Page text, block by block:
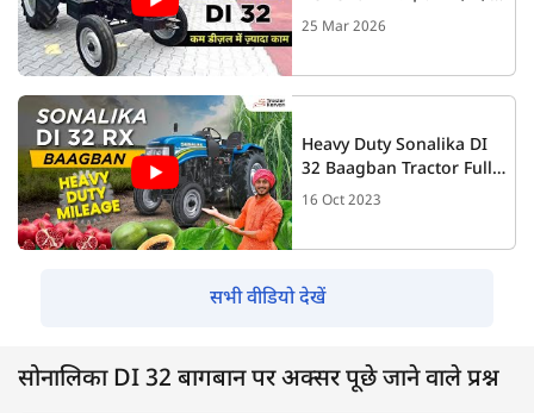
परफॉर्मेंस वाला 32 HP ट्रैक्टर
25 Mar 2026
Heavy Duty Sonalika DI
32 Baagban Tractor Full
Specification | Review In
16 Oct 2023
सभी वीडियो देखें
सोनालिका DI 32 बागबान पर अक्सर पूछे जाने वाले प्रश्न